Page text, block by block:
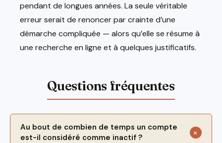
pendant de longues années. La seule véritable
erreur serait de renoncer par crainte d’une
démarche compliquée — alors qu’elle se résume à
une recherche en ligne et à quelques justificatifs.
Au bout de combien de temps un compte
est-il considéré comme inactif ?